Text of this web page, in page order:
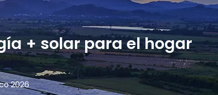
+ solar para el hogar
2026